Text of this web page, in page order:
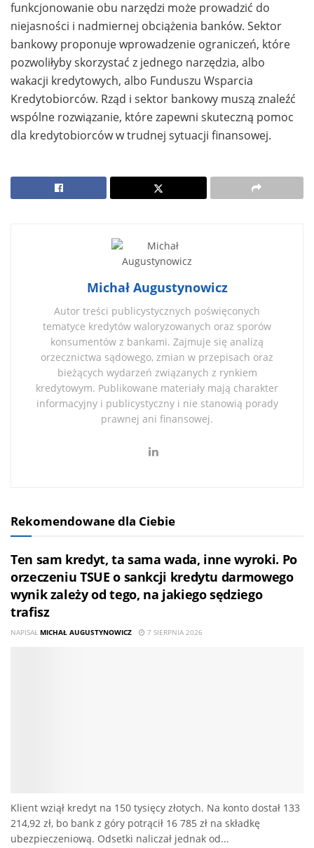
funkcjonowanie obu narzędzi może prowadzić do
niejasności i nadmiernej obciążenia banków. Sektor
bankowy proponuje wprowadzenie ograniczeń, które
pozwoliłyby skorzystać z jednego narzędzia, albo
wakacji kredytowych, albo Funduszu Wsparcia
Kredytobiorców. Rząd i sektor bankowy muszą znaleźć
wspólne rozwiązanie, które zapewni skuteczną pomoc
dla kredytobiorców w trudnej sytuacji finansowej.
Michał Augustynowicz
Autor treści publicystycznych poświęconych
tematyce kredytów waloryzowanych oraz sporów
konsumentów z bankami. Zajmuje się analizą
orzecznictwa sądowego, zmian w przepisach oraz
bieżących wydarzeń związanych z rynkiem
kredytowym. Publikowane materiały mają charakter
informacyjny i publicystyczny i nie stanowią porady
prawnej ani finansowej.
Rekomendowane dla Ciebie
Ten sam kredyt, ta sama wada, inne wyroki. Po
orzeczeniu TSUE o sankcji kredytu darmowego
wynik zależy od tego, na jakiego sędziego
trafisz
NAPISAŁ MICHAŁ AUGUSTYNOWICZ 7 SIERPNIA 2026
Klient wziął kredyt na 150 tysięcy złotych. Na konto dostał 133
214,92 zł, bo bank z góry potrącił 16 785 zł na składkę
ubezpieczeniową. Odsetki naliczał jednak od...